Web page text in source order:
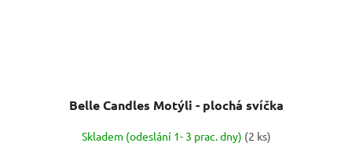
Belle Candles Motýli - plochá svíčka
Skladem (odeslání 1- 3 prac. dny) (2 ks)